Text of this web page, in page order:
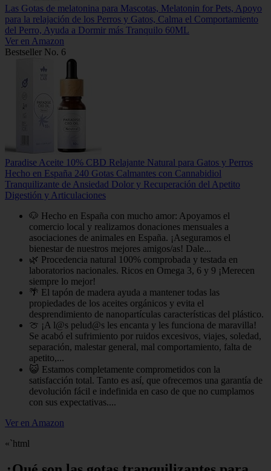
Las Gotas de melatonina para Mascotas, Melatonin for Pets, Apoyo
para la relajación de los Perros y Gatos, Calma el Comportamiento
del Perro, Ayuda a Dormir más Tranquilo 60ML
Ver en Amazon
Bestseller No. 6
Paradise Aceite 10% CBD Relajante Natural para Gatos y Perros
Hecho en España 240 Gotas Calmantes con Cannabidiol
Tranquilizante de Ansiedad Dolor y Recuperación del Apetito
Digestión y Articulaciones
🐶 Hecho en España con mucho amor: Apoyamos el
comercio local y realizamos donaciones mensuales a
asociaciones de animales en España. ¡Aseguramos el
bienestar de nuestros mejores amigos/as! Dale...
🌿 Procedencia natural 100% comprobada y testada en
laboratorios nacionales. Ricos en Omega 3, 6 y 9 ¡Merecen
siempre lo mejor!
🌴 El tapón de madera ayuda a mantener todas las
propiedades de los aceites orgánicos y evita el
desprendimiento de nanopartículas características del plástico.
🍈 ¡A l@s pelud@s les encanta y les funciona de maravilla!
Se acabó el sufrimiento por ruidos excesivos, viajes, soledad,
separación, malestar general, mal comportamiento, falta de
apetito,...
😺 Estamos completamente comprometidos con la
satisfacción total. Tanto es así, que ofrecemos una garantía de
devolución fácil e indefinida en caso de que no cumplamos
con sus expectativas....
Ver en Amazon
«`html